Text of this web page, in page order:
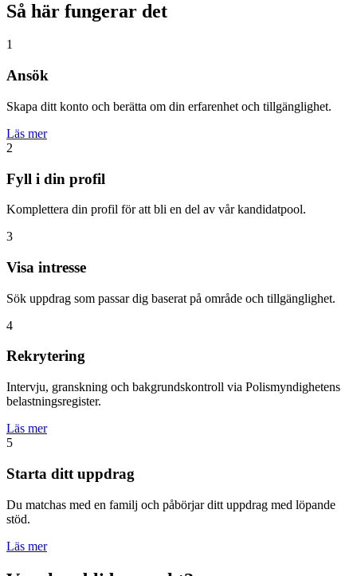
Så här fungerar det
1
Ansök
Skapa ditt konto och berätta om din erfarenhet och tillgänglighet.
Läs mer
2
Fyll i din profil
Komplettera din profil för att bli en del av vår kandidatpool.
3
Visa intresse
Sök uppdrag som passar dig baserat på område och tillgänglighet.
4
Rekrytering
Intervju, granskning och bakgrundskontroll via Polismyndighetens
belastningsregister.
Läs mer
5
Starta ditt uppdrag
Du matchas med en familj och påbörjar ditt uppdrag med löpande
stöd.
Läs mer